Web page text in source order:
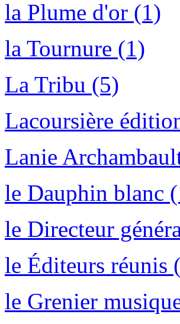
la Plume d'or (1)
la Tournure (1)
La Tribu (5)
Lacoursière
Lanie
le Dauphin blanc
le Directeur
le Éditeurs réunis
le Grenier